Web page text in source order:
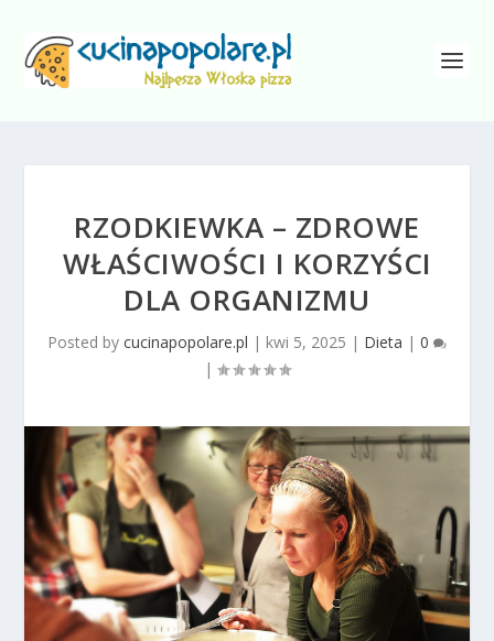
RZODKIEWKA – ZDROWE
WŁAŚCIWOŚCI I KORZYŚCI
DLA ORGANIZMU
Posted by cucinapopolare.pl | kwi 5, 2025 | Dieta | 0
|